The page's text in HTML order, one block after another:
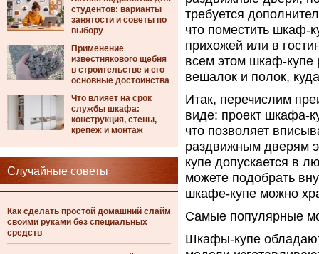
студентов: варианты
занятости и советы по
выбору
Применение
известнякового щебня
в строительстве и его
основные достоинства
Что влияет на срок
службы шкафа:
конструкция, стены,
крепеж и монтаж
Случайные советы
Как сделать простой домашний слайм
своими руками без специальных
средств
требуется
что поместить шкаф-
прихожей или в
всем этом шкаф-купе
вешалок и полок,
Итак, перечислим
виде: проект шкафа-
что позволяет
раздвижным дверям
купе допускается в
можете подобрать
шкафе-купе можно
Самые популярные
Шкафы-купе